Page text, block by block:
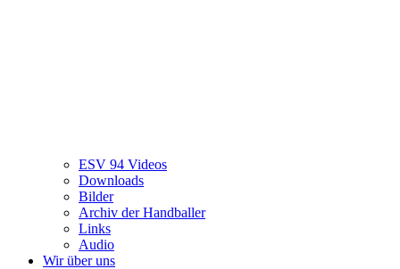
ESV 94 Videos
Downloads
Bilder
Archiv der Handballer
Links
Audio
Wir über uns